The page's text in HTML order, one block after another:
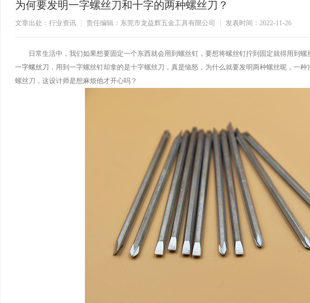
为何要发明一字螺丝刀和十字的两种螺丝刀？
文章出处：行业资讯 责任编辑：东莞市龙益辉五金工具有限公司 发表时间：2022-11-26
日常生活中，我们如果想要固定一个东西就会用到螺丝钉，要想将螺丝钉拧到固定就得用到螺
一字螺丝刀 ，用到一字螺丝钉却拿的是十字螺丝刀，真是恼怒，为什么就要发明两种螺丝呢，一
螺丝刀，这设计师是想麻烦他才开心吗？